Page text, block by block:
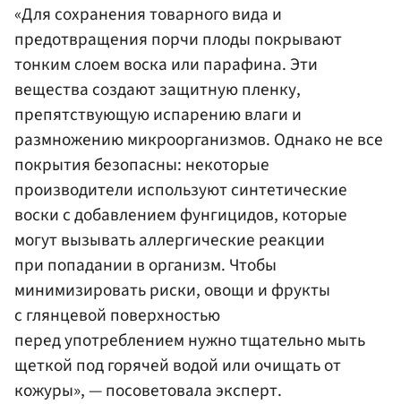
«Для сохранения товарного вида и
предотвращения порчи плоды покрывают
тонким слоем воска или парафина. Эти
вещества создают защитную пленку,
препятствующую испарению влаги и
размножению микроорганизмов. Однако не все
покрытия безопасны: некоторые
производители используют синтетические
воски с добавлением фунгицидов, которые
могут вызывать аллергические реакции
при попадании в организм. Чтобы
минимизировать риски, овощи и фрукты
с глянцевой поверхностью
перед употреблением нужно тщательно мыть
щеткой под горячей водой или очищать от
кожуры», — посоветовала эксперт.